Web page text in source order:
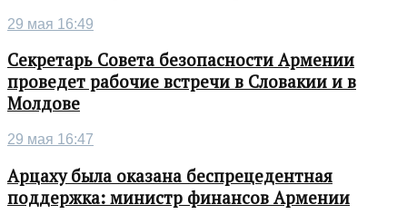
29 мая 16:49
Секретарь Совета безопасности Армении
проведет рабочие встречи в Словакии и в
Молдове
29 мая 16:47
Арцаху была оказана беспрецедентная
поддержка: министр финансов Армении